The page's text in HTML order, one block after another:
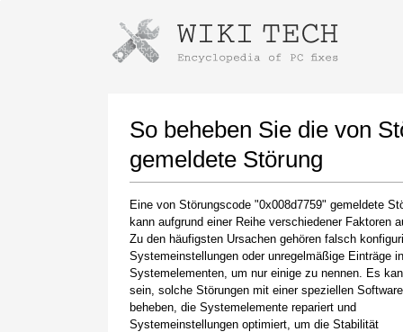
So beheben Sie die von
gemeldete Störung
Eine von Störungscode "0x008d7759" gemeldete
kann aufgrund einer Reihe verschiedener Faktoren
Zu den häufigsten Ursachen gehören falsch
Systemeinstellungen oder unregelmäßige Einträge
Systemelementen, um nur einige zu nennen. Es
sein, solche Störungen mit einer speziellen
beheben, die Systemelemente repariert und
Systemeinstellungen optimiert, um die Stabilität
Anweisungen zum Herunterladen
Klicken Sie nach Abschluss des Downloads auf
den Link zur heruntergeladenen Datei